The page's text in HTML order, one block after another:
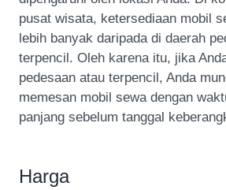
pusat wisata, ketersediaan mobil
lebih banyak daripada di daerah
terpencil. Oleh karena itu, jika
pedesaan atau terpencil, Anda
memesan mobil sewa dengan
panjang sebelum tanggal
Harga